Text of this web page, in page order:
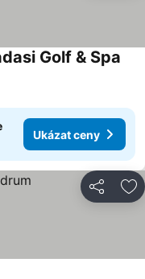
Golf & Spa
Ukázat ceny
Sdílet